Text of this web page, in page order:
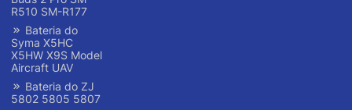
R510 SM-R177
Bateria do
Syma X5HC
X5HW X9S Model
Aircraft UAV
Bateria do ZJ
5802 5805 5807